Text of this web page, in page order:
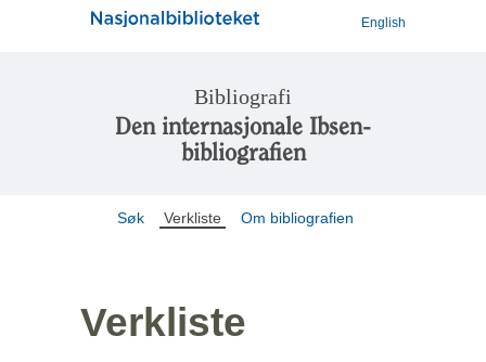
English
Bibliografi
Den internasjonale Ibsen-
bibliografien
Søk Verkliste Om bibliografien
Verkliste